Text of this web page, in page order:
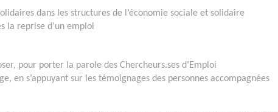
dans les structures de l’économie sociale et solidaire
la reprise d’un emploi
pour porter la parole des Chercheurs.ses d’Emploi
en s’appuyant sur les témoignages des personnes accompagnées